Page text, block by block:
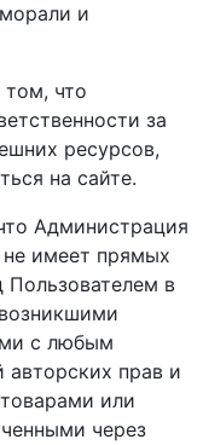
и
том, что
за
ресурсов,
на сайте.
Администрация
не имеет прямых
Пользователем в
с любым
прав и
или
через